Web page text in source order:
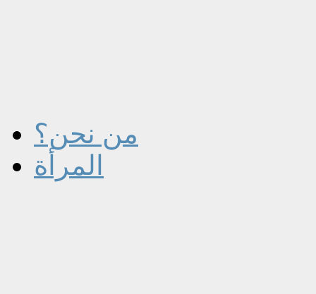
من نحن؟
المرأة